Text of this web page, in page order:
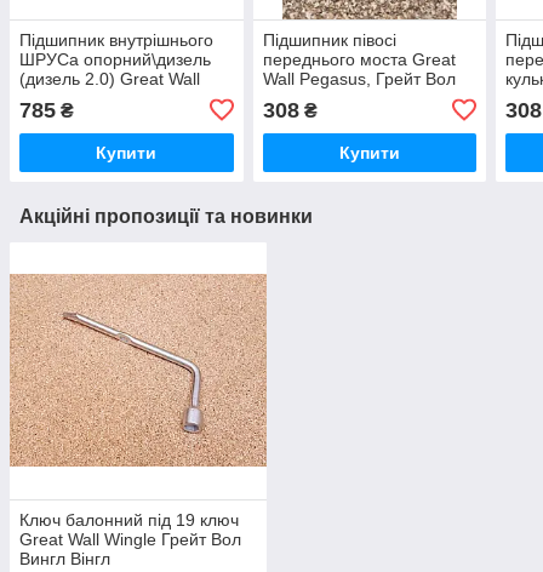
Підшипник внутрішнього
ШРУСа опорний\дизель
(дизель 2.0) Great Wall
Wingle 5 Грейт Вол Вингл
5
785 ₴
Купити
Підшипник півосі
переднього моста Great
Wall Pegasus, Грейт Вол
308₴
Купити
308
Акційні пропозиції та новинки
Ключ балонний під 19 ключ
Great Wall Wingle Грейт Вол
Вингл Вінгл